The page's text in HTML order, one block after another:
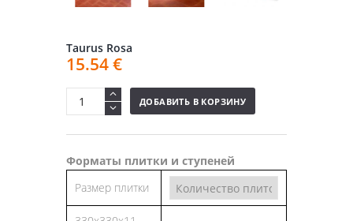
Taurus Rosa
15.54€
ДОБАВИТЬ В КОРЗИНУ
Форматы плитки и ступеней
Размер плитки